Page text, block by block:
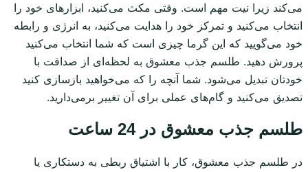
می‌کند زیرا نیت مهم است. وقتی مکث می‌کنید، ابزارهای خود را
انتخاب می‌کنید و تمرکز خود را هدایت می‌کنید، به انرژی و رابطه
خود می‌گویید که این گرما چیزی است که شما انتخاب می‌کنید
پرورش دهید. طلسم جذب معشوق به لحظه‌ای از صداقت با
خودتان تبدیل می‌شود. شما آنچه را که می‌خواهید بازسازی کنید
تصدیق می‌کنید و گام‌های عملی برای آن تغییر برمی‌دارید.
طلسم جذب معشوق در 24 ساعت
در طلسم جذب معشوق، کار با اشتیاق ربطی به دستکاری یا